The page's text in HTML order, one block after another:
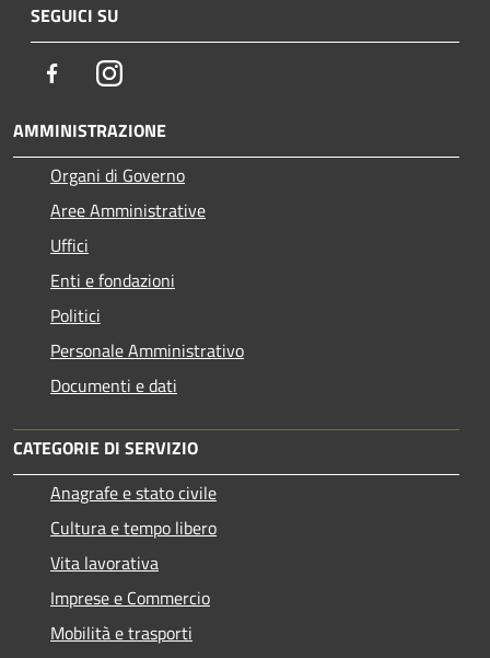
SEGUICI SU
FacebookInstagram
AMMINISTRAZIONE
Organi di Governo
Aree Amministrative
Uffici
Enti e fondazioni
Politici
Personale Amministrativo
Documenti e dati
CATEGORIE DI SERVIZIO
Anagrafe e stato civile
Cultura e tempo libero
Vita lavorativa
Imprese e Commercio
Mobilità e trasporti